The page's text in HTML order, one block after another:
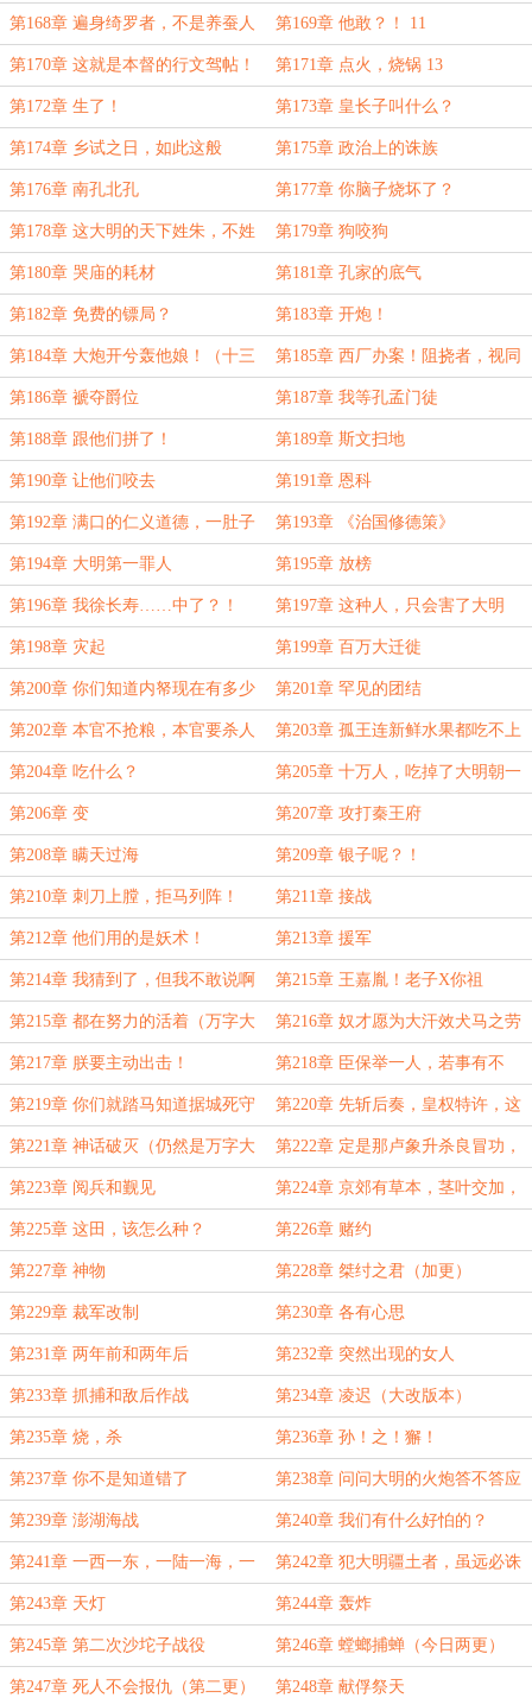
第168章 遍身绮罗者，不是养蚕人
10
第169章 他敢？！ 11
第170章 这就是本督的行文驾帖！
12
第171章 点火，烧锅 13
第172章 生了！ 第173章 皇长子叫什么？
第174章 乡试之日，如此这般 第175章 政治上的诛族
第176章 南孔北孔 第177章 你脑子烧坏了？
第178章 这大明的天下姓朱，不姓
孔！
第179章 狗咬狗
第180章 哭庙的耗材 第181章 孔家的底气
第182章 免费的镖局？ 第183章 开炮！
第184章 大炮开兮轰他娘！（十三
更奉上）
第185章 西厂办案！阻挠者，视同
谋逆！
第186章 褫夺爵位 第187章 我等孔孟门徒
第188章 跟他们拼了！ 第189章 斯文扫地
第190章 让他们咬去 第191章 恩科
第192章 满口的仁义道德，一肚子
的腐儒酸臭！
第193章 《治国修德策》
第194章 大明第一罪人 第195章 放榜
第196章 我徐长寿……中了？！ 第197章 这种人，只会害了大明
（依然十三更）
第198章 灾起 第199章 百万大迁徙
第200章 你们知道内帑现在有多少
钱吗
第201章 罕见的团结
第202章 本官不抢粮，本官要杀人 第203章 孤王连新鲜水果都吃不上
了！
第204章 吃什么？ 第205章 十万人，吃掉了大明朝一
半的国库
第206章 变 第207章 攻打秦王府
第208章 瞒天过海 第209章 银子呢？！
第210章 刺刀上膛，拒马列阵！
（依旧是大明两京十三更奉上）
第211章 接战
第212章 他们用的是妖术！ 第213章 援军
第214章 我猜到了，但我不敢说啊 第215章 王嘉胤！老子X你祖
宗！！！（第五更）
第215章 都在努力的活着（万字大
章）
第216章 奴才愿为大汗效犬马之劳
第217章 朕要主动出击！ 第218章 臣保举一人，若事有不
谐，可保京畿无忧
第219章 你们就踏马知道据城死守
吗
第220章 先斩后奏，皇权特许，这
就是西厂！（万字大章））
第221章 神话破灭（仍然是万字大
章）
第222章 定是那卢象升杀良冒功，
捏造战报！
第223章 阅兵和觐见 第224章 京郊有草本，茎叶交加，
根如小钟，俗名……
第225章 这田，该怎么种？ 第226章 赌约
第227章 神物 第228章 桀纣之君（加更）
第229章 裁军改制 第230章 各有心思
第231章 两年前和两年后 第232章 突然出现的女人
第233章 抓捕和敌后作战 第234章 凌迟（大改版本）
第235章 烧，杀 第236章 孙！之！獬！
第237章 你不是知道错了 第238章 问问大明的火炮答不答应
第239章 澎湖海战 第240章 我们有什么好怕的？
第241章 一西一东，一陆一海，一
个结束，一个开始
第242章 犯大明疆土者，虽远必诛
第243章 天灯 第244章 轰炸
第245章 第二次沙坨子战役 第246章 螳螂捕蝉（今日两更）
第247章 死人不会报仇（第二更） 第248章 献俘祭天